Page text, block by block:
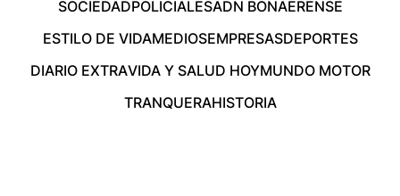
SOCIEDADPOLICIALESADN BONAERENSE
ESTILO DE VIDAMEDIOSEMPRESASDEPORTES
DIARIO EXTRAVIDA Y SALUD HOYMUNDO MOTOR
TRANQUERAHISTORIA